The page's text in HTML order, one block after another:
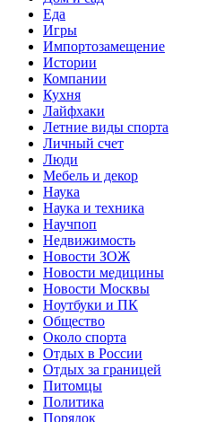
Еда
Игры
Импортозамещение
Истории
Компании
Кухня
Лайфхаки
Летние виды спорта
Личный счет
Люди
Мебель и декор
Наука
Наука и техника
Научпоп
Недвижимость
Новости ЗОЖ
Новости медицины
Новости Москвы
Ноутбуки и ПК
Общество
Около спорта
Отдых в России
Отдых за границей
Питомцы
Политика
Порядок